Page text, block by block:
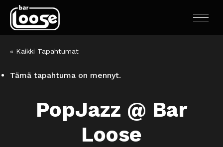
« Kaikki Tapahtumat
Tämä tapahtuma on mennyt.
PopJazz @ Bar
Loose